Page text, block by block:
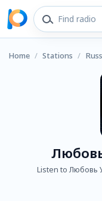
Home / Stations /
Listen to Любовь